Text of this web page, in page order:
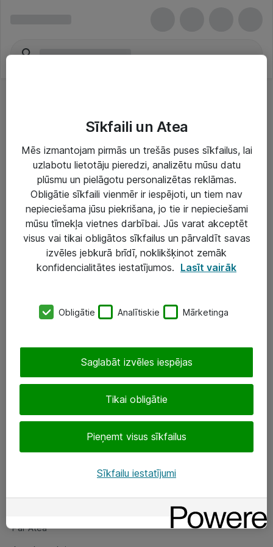
Risinājumi & Pakalpojumi
IT serviss un atbalsts
IT infrastruktūra
Darba vietu IT risinājumi
Serveri un datu centri
SIA „ATEA”
eShop@atea.lv
Sekojiet mums
Par Atea
Par Atea
Sīkfaili un Atea
Mēs izmantojam pirmās un trešās puses sīkfailus, lai
uzlabotu lietotāju pieredzi, analizētu mūsu datu
plūsmu un pielāgotu personalizētas reklāmas.
Obligātie sīkfaili vienmēr ir iespējoti, un tiem nav
nepieciešama jūsu piekrišana, jo tie ir nepieciešami
mūsu tīmekļa vietnes darbībai. Jūs varat akceptēt
visus vai tikai obligātos sīkfailus un pārvaldīt savas
izvēles jebkurā brīdī, noklikšķinot zemāk
konfidencialitātes iestatījumos. Lasīt vairāk
Obligātie Analītiskie Mārketinga
Tikai obligātie
Pieņemt visus sīkfailus
Saglabāt izvēles iespējas
Sīkfailu iestatījumi